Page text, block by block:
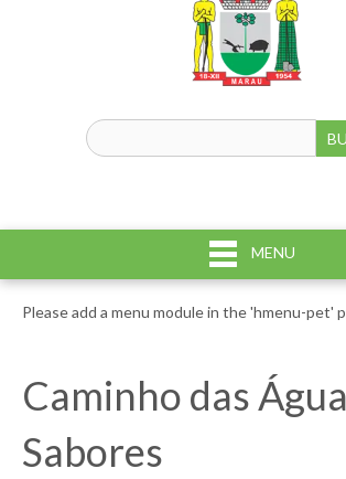
MENU
Please add a menu module in the 'hmenu-pet'
Caminho das
Sabores